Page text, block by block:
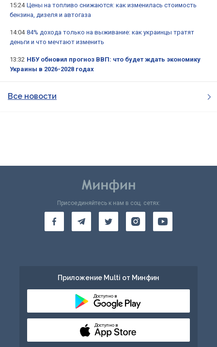
15:24 Цены на топливо снижаются: как изменилась стоимость
бензина, дизеля и автогаза
14:04 84% дохода только на выживание: как украинцы тратят
деньги и что мечтают изменить
13:32 НБУ обновил прогноз ВВП: что будет ждать экономику
Украины в 2026-2028 годах
Все новости
Присоединяйтесь к нам в соц. сетях:
Приложение Multi от Минфин
Доступно в
Доступно в